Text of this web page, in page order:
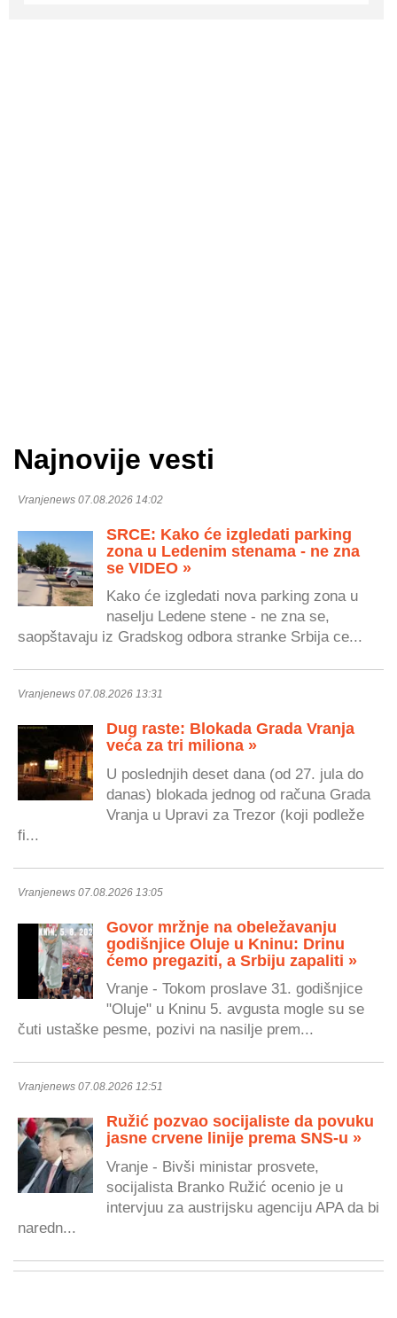
Najnovije vesti
Vranjenews 07.08.2026 14:02
SRCE: Kako će izgledati parking
zona u Ledenim stenama - ne zna
se VIDEO »
Kako će izgledati nova parking zona u
naselju Ledene stene - ne zna se,
saopštavaju iz Gradskog odbora stranke Srbija ce...
Vranjenews 07.08.2026 13:31
Dug raste: Blokada Grada Vranja
veća za tri miliona »
U poslednjih deset dana (od 27. jula do
danas) blokada jednog od računa Grada
Vranja u Upravi za Trezor (koji podleže
fi...
Vranjenews 07.08.2026 13:05
Govor mržnje na obeležavanju
godišnjice Oluje u Kninu: Drinu
ćemo pregaziti, a Srbiju zapaliti »
Vranje - Tokom proslave 31. godišnjice
"Oluje" u Kninu 5. avgusta mogle su se
čuti ustaške pesme, pozivi na nasilje prem...
Vranjenews 07.08.2026 12:51
Ružić pozvao socijaliste da povuku
jasne crvene linije prema SNS-u »
Vranje - Bivši ministar prosvete,
socijalista Branko Ružić ocenio je u
intervjuu za austrijsku agenciju APA da bi
naredn...